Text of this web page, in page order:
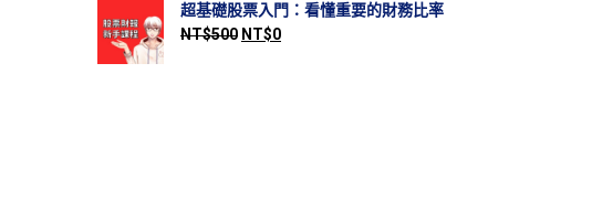
超基礎股票入門：看懂重要的財務比率
NT$500 NT$0